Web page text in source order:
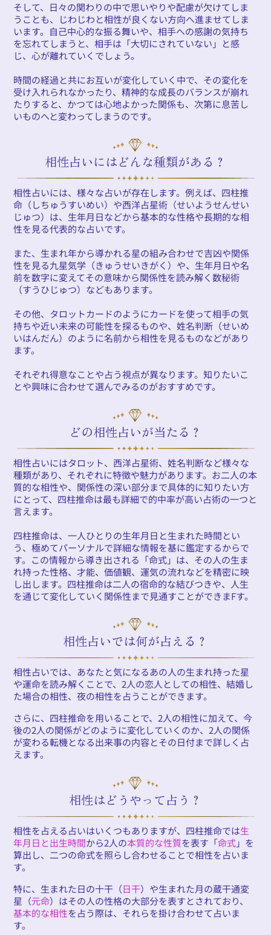
そして、日々の関わりの中で思いやりや配慮が欠けてしま
うことも、じわじわと相性が良くない方向へ進ませてしま
います。自己中心的な振る舞いや、相手への感謝の気持ち
を忘れてしまうと、相手は「大切にされていない」と感
じ、心が離れていくでしょう。
時間の経過と共にお互いが変化していく中で、その変化を
受け入れられなかったり、精神的な成長のバランスが崩れ
たりすると、かつては心地よかった関係も、次第に息苦し
いものへと変わってしまうのです。
相性占いにはどんな種類がある？
相性占いには、様々な占いが存在します。例えば、四柱推
命（しちゅうすいめい）や西洋占星術（せいようせんせい
じゅつ）は、生年月日などから基本的な性格や長期的な相
性を見る代表的な占いです。
また、生まれ年から導かれる星の組み合わせで吉凶や関係
性を見る九星気学（きゅうせいきがく）や、生年月日や名
前を数字に変えてその意味から関係性を読み解く数秘術
（すうひじゅつ）などもあります。
その他、タロットカードのようにカードを使って相手の気
持ちや近い未来の可能性を探るものや、姓名判断（せいめ
いはんだん）のように名前から相性を見るものなどがあり
ます。
それぞれ得意なことや占う視点が異なります。知りたいこ
とや興味に合わせて選んでみるのがおすすめです。
どの相性占いが当たる？
相性占いにはタロット、西洋占星術、姓名判断など様々な
種類があり、それぞれに特徴や魅力があります。お二人の本
質的な相性や、関係性の深い部分まで具体的に知りたい方
にとって、四柱推命は最も詳細で的中率が高い占術の一つと
言えます。
四柱推命は、一人ひとりの生年月日と生まれた時間とい
う、極めてパーソナルで詳細な情報を基に鑑定するからで
す。この情報から導き出される「命式」は、その人の生ま
れ持った性格、才能、価値観、運気の流れなどを精密に映
し出します。四柱推命は二人の宿命的な結びつきや、人生
を通じて変化していく関係性まで見通すことができまFす。
相性占いでは何が占える？
相性占いでは、あなたと気になるあの人の生まれ持った星
や運命を読み解くことで、2人の恋人としての相性、結婚し
た場合の相性、夜の相性を占うことができます。
さらに、四柱推命を用いることで、2人の相性に加えて、今
後の2人の関係がどのように変化していくのか、2人の関係
が変わる転機となる出来事の内容とその日付まで詳しく占
えます。
相性はどうやって占う？
相性を占える占いはいくつもありますが、四柱推命では生
年月日と出生時間から2人の本質的な性質を表す「命式」を
算出し、二つの命式を照らし合わせることで相性を占いま
す。
特に、生まれた日の十干（日干）や生まれた月の蔵干通変
星（元命）はその人の性格の大部分を表すとされており、
基本的な相性を占う際は、それらを掛け合わせて占いま
す。